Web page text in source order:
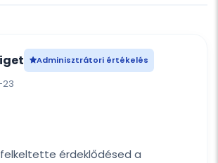
Adminisztrátori értékelés
felkeltette érdeklődésed a